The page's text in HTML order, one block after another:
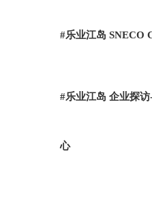
#乐业江岛 SNECO
#乐业江岛 企业探
心